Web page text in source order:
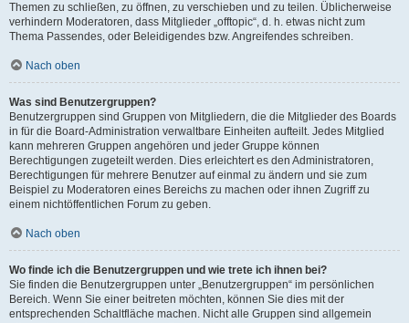
Themen zu schließen, zu öffnen, zu verschieben und zu teilen. Üblicherweise
verhindern Moderatoren, dass Mitglieder „offtopic“, d. h. etwas nicht zum
Thema Passendes, oder Beleidigendes bzw. Angreifendes schreiben.
Nach oben
Was sind Benutzergruppen?
Benutzergruppen sind Gruppen von Mitgliedern, die die Mitglieder des Boards
in für die Board-Administration verwaltbare Einheiten aufteilt. Jedes Mitglied
kann mehreren Gruppen angehören und jeder Gruppe können
Berechtigungen zugeteilt werden. Dies erleichtert es den Administratoren,
Berechtigungen für mehrere Benutzer auf einmal zu ändern und sie zum
Beispiel zu Moderatoren eines Bereichs zu machen oder ihnen Zugriff zu
einem nichtöffentlichen Forum zu geben.
Nach oben
Wo finde ich die Benutzergruppen und wie trete ich ihnen bei?
Sie finden die Benutzergruppen unter „Benutzergruppen“ im persönlichen
Bereich. Wenn Sie einer beitreten möchten, können Sie dies mit der
entsprechenden Schaltfläche machen. Nicht alle Gruppen sind allgemein